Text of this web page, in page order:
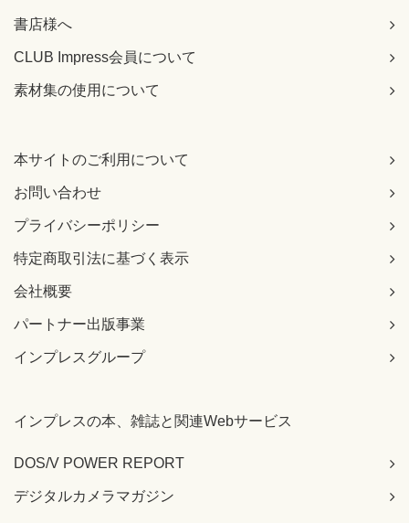
書店様へ
CLUB Impress会員について
素材集の使用について
本サイトのご利用について
お問い合わせ
プライバシーポリシー
特定商取引法に基づく表示
会社概要
パートナー出版事業
インプレスグループ
インプレスの本、雑誌と関連Webサービス
DOS/V POWER REPORT
デジタルカメラマガジン